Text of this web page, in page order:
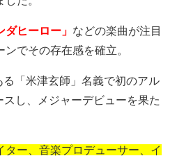
ダヒーロー」 などの楽曲が注目
でその存在感を確立。
る「米津玄師」名義で初のアル
スし、メジャーデビューを果た
ター、音楽プロデューサー、イ